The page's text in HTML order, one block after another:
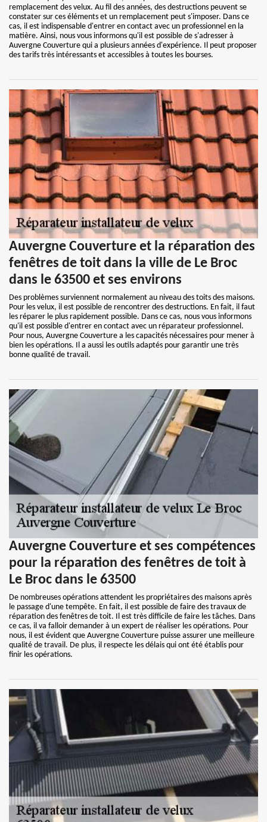
remplacement des velux. Au fil des années, des destructions peuvent se
constater sur ces éléments et un remplacement peut s'imposer. Dans ce
cas, il est indispensable d'entrer en contact avec un professionnel en la
matière. Ainsi, nous vous informons qu'il est possible de s'adresser à
Auvergne Couverture qui a plusieurs années d'expérience. Il peut proposer
des tarifs très intéressants et accessibles à toutes les bourses.
Auvergne Couverture et la réparation des
fenêtres de toit dans la ville de Le Broc
dans le 63500 et ses environs
Des problèmes surviennent normalement au niveau des toits des maisons.
Pour les velux, il est possible de rencontrer des destructions. En fait, il faut
les réparer le plus rapidement possible. Dans ce cas, nous vous informons
qu'il est possible d'entrer en contact avec un réparateur professionnel.
Pour nous, Auvergne Couverture a les capacités nécessaires pour mener à
bien les opérations. Il a aussi les outils adaptés pour garantir une très
bonne qualité de travail.
Auvergne Couverture et ses compétences
pour la réparation des fenêtres de toit à
Le Broc dans le 63500
De nombreuses opérations attendent les propriétaires des maisons après
le passage d'une tempête. En fait, il est possible de faire des travaux de
réparation des fenêtres de toit. Il est très difficile de faire les tâches. Dans
ce cas, il va falloir demander à un expert de réaliser les opérations. Pour
nous, il est évident que Auvergne Couverture puisse assurer une meilleure
qualité de travail. De plus, il respecte les délais qui ont été établis pour
finir les opérations.